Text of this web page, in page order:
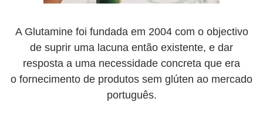
MINHA CONTA
CARRINHO DE COMPRAS
A Glutamine foi fundada em 2004 com o objectivo
de suprir uma lacuna então existente, e dar
resposta a uma necessidade concreta que era
o fornecimento de produtos sem glúten ao mercado
português.